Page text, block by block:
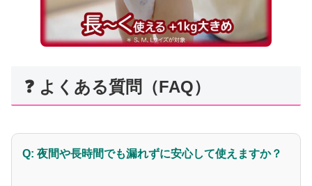
❓ よくある質問（FAQ）
Q: 夜間や長時間でも漏れずに安心して使えますか？